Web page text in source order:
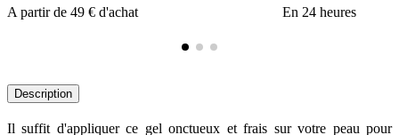
A partir de 49 € d'achat
En 24 heures
Description
Il suffit d'appliquer ce gel onctueux et frais sur votre peau pour